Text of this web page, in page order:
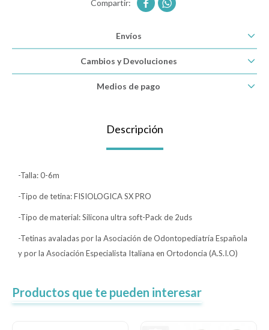
 
Envíos
Cambios y Devoluciones
Medios de pago
Descripción
-Talla: 0-6m
-Tipo de tetina: FISIOLOGICA SX PRO
-Tipo de material: Silicona ultra soft-Pack de 2uds
-Tetinas avaladas por la Asociación de Odontopediatría Española
y por la Asociación Especialista Italiana en Ortodoncia (A.S.I.O)
Productos que te pueden interesar
Bolsos y mochilas maternales
Gift cards
Nuevos
Contacto